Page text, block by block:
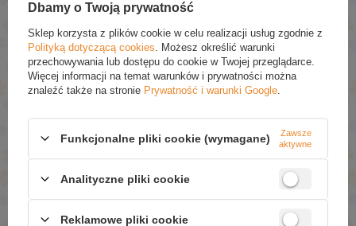
NAPISZ SWOJĄ OPINIĘ
Twoja ocena:
5/5
Treść twojej opinii
Dbamy o Twoją prywatność
Sklep korzysta z plików cookie w celu realizacji usług zgodnie z
Polityką dotyczącą cookies . Możesz określić warunki
przechowywania lub dostępu do cookie w Twojej przeglądarce.
Więcej informacji na temat warunków i prywatności można
znaleźć także na stronie Prywatność i warunki Google
Funkcjonalne pliki cookie (wymagane)
Zawsze
aktywne
Analityczne pliki cookie
Reklamowe pliki cookie